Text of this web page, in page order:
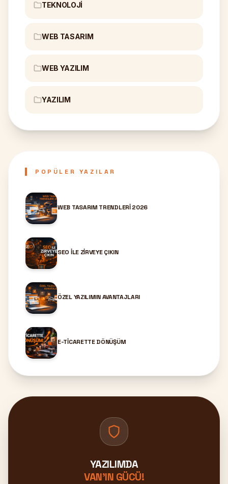
TEKNOLOJI
WEB TASARIM
WEB YAZILIM
YAZILIM
POPÜLER YAZILAR
WEB TASARIM TRENDLERI 2026
SEO ILE ZIRVEYE ÇIKIN
ÖZEL YAZILIMIN AVANTAJLARI
E-TICARETTE DÖNÜŞÜM
YAZILIMDA
VAN'IN GÜCÜ!